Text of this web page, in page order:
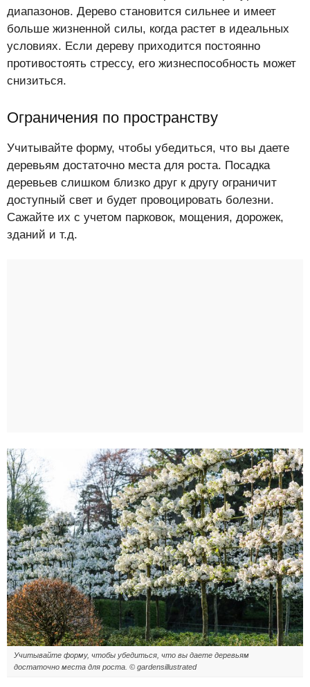
диапазонов. Дерево становится сильнее и имеет
больше жизненной силы, когда растет в идеальных
условиях. Если дереву приходится постоянно
противостоять стрессу, его жизнеспособность может
снизиться.
Ограничения по пространству
Учитывайте форму, чтобы убедиться, что вы даете
деревьям достаточно места для роста. Посадка
деревьев слишком близко друг к другу ограничит
доступный свет и будет провоцировать болезни.
Сажайте их с учетом парковок, мощения, дорожек,
зданий и т.д.
Учитывайте форму, чтобы убедиться, что вы даете деревьям
достаточно места для роста. © gardensillustrated